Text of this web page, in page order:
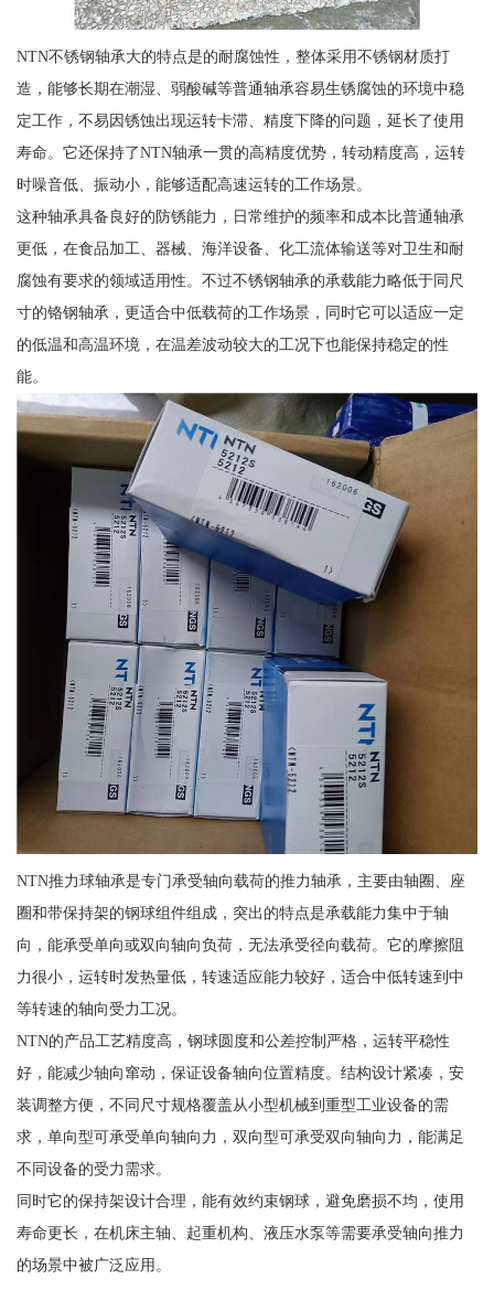
NTN不锈钢轴承大的特点是的耐腐蚀性，整体采用不锈钢材质打
造，能够长期在潮湿、弱酸碱等普通轴承容易生锈腐蚀的环境中稳
定工作，不易因锈蚀出现运转卡滞、精度下降的问题，延长了使用
寿命。它还保持了NTN轴承一贯的高精度优势，转动精度高，运转
时噪音低、振动小，能够适配高速运转的工作场景。
这种轴承具备良好的防锈能力，日常维护的频率和成本比普通轴承
更低，在食品加工、器械、海洋设备、化工流体输送等对卫生和耐
腐蚀有要求的领域适用性。不过不锈钢轴承的承载能力略低于同尺
寸的铬钢轴承，更适合中低载荷的工作场景，同时它可以适应一定
的低温和高温环境，在温差波动较大的工况下也能保持稳定的性
能。
NTN推力球轴承是专门承受轴向载荷的推力轴承，主要由轴圈、座
圈和带保持架的钢球组件组成，突出的特点是承载能力集中于轴
向，能承受单向或双向轴向负荷，无法承受径向载荷。它的摩擦阻
力很小，运转时发热量低，转速适应能力较好，适合中低转速到中
等转速的轴向受力工况。
NTN的产品工艺精度高，钢球圆度和公差控制严格，运转平稳性
好，能减少轴向窜动，保证设备轴向位置精度。结构设计紧凑，安
装调整方便，不同尺寸规格覆盖从小型机械到重型工业设备的需
求，单向型可承受单向轴向力，双向型可承受双向轴向力，能满足
不同设备的受力需求。
同时它的保持架设计合理，能有效约束钢球，避免磨损不均，使用
寿命更长，在机床主轴、起重机构、液压水泵等需要承受轴向推力
的场景中被广泛应用。